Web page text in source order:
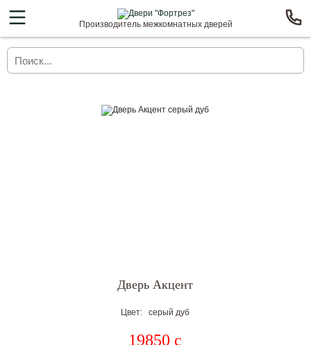
Производитель межкомнатных дверей
Дверь Акцент
Цвет: серый дуб
19850 c